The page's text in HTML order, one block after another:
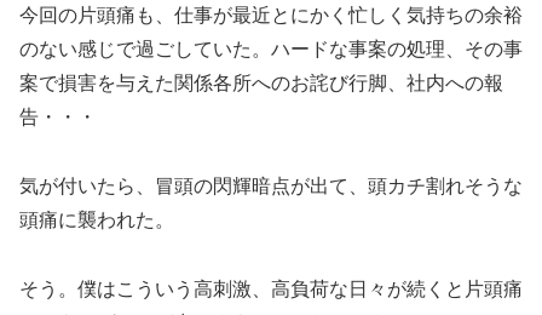
今回の片頭痛も、仕事が最近とにかく忙しく気持ちの余裕
のない感じで過ごしていた。ハードな事案の処理、その事
案で損害を与えた関係各所へのお詫び行脚、社内への報
告・・・
気が付いたら、冒頭の閃輝暗点が出て、頭カチ割れそうな
頭痛に襲われた。
そう。僕はこういう高刺激、高負荷な日々が続くと片頭痛